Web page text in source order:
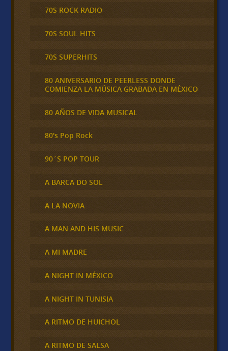
70S ROCK RADIO
70S SOUL HITS
70S SUPERHITS
80 ANIVERSARIO DE PEERLESS DONDE
COMIENZA LA MÚSICA GRABADA EN MÉXICO
80 AÑOS DE VIDA MUSICAL
80's Pop Rock
90´S POP TOUR
A BARCA DO SOL
A LA NOVIA
A MAN AND HIS MUSIC
A MI MADRE
A NIGHT IN MÉXICO
A NIGHT IN TUNISIA
A RITMO DE HUICHOL
A RITMO DE SALSA